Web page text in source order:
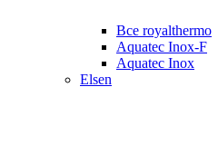
Все royalthermo
Aquatec Inox-F
Aquatec Inox
Elsen